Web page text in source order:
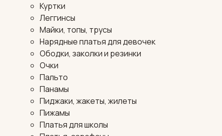
Куртки
Леггинсы
Майки, топы, трусы
Нарядные платья для девочек
Ободки, заколки и резинки
Очки
Пальто
Панамы
Пиджаки, жакеты, жилеты
Пижамы
Платья для школы